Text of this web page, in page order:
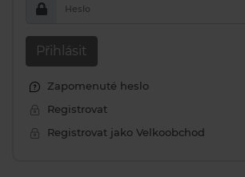
Heslo
Přihlásit
Zapomenuté heslo
Registrovat
Registrovat jako Velkoobchod